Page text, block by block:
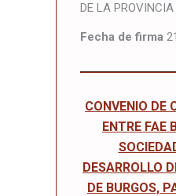
DE LA PROVINCIA
Fecha de firma
CONVENIO DE
ENTRE FAE
DESARROLLO
DE BURGOS,